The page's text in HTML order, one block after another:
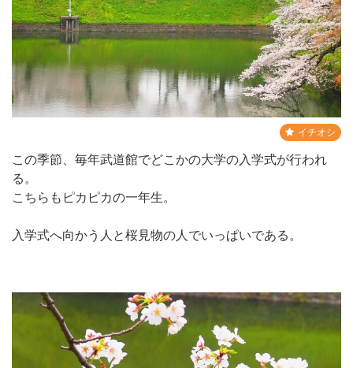
イチオシ
この季節、毎年武道館でどこかの大学の入学式が行われ
る。
こちらもピカピカの一年生。
入学式へ向かう人と桜見物の人でいっぱいである。